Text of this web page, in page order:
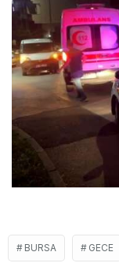
BURSA GECE